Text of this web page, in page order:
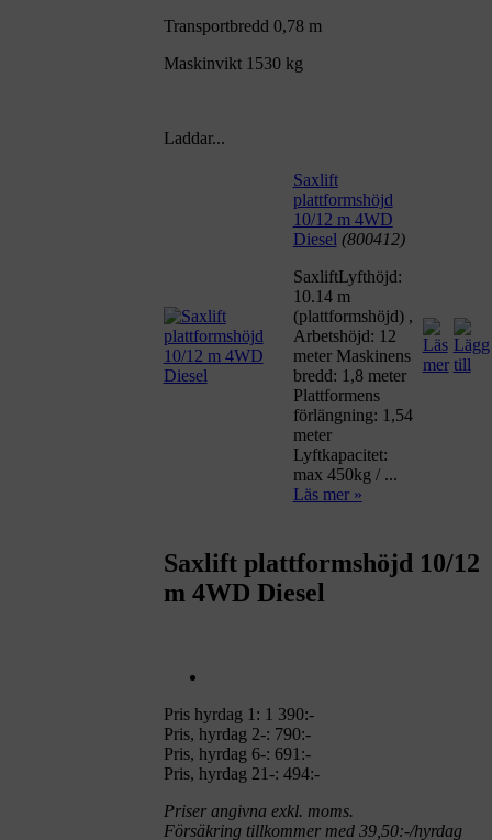
Transportbredd 0,78 m
Maskinvikt 1530 kg
Laddar...
Saxlift
plattformshöjd
10/12 m 4WD
Diesel (800412)
SaxliftLyfthöjd:
10.14 m
(plattformshöjd) ,
Arbetshöjd: 12
meter Maskinens
bredd: 1,8 meter
Plattformens
förlängning: 1,54
meter
Lyftkapacitet:
max 450kg / ...
Läs mer »
Saxlift plattformshöjd 10/12
m 4WD Diesel
Pris hyrdag 1: 1 390:-
Pris, hyrdag 2-: 790:-
Pris, hyrdag 6-: 691:-
Pris, hyrdag 21-: 494:-
Priser angivna exkl. moms.
Försäkring tillkommer med 39,50:-/hyrdag